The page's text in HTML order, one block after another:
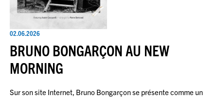
02.06.2026
BRUNO BONGARÇON AU NEW
MORNING
Sur son site Internet, Bruno Bongarçon se présente comme un